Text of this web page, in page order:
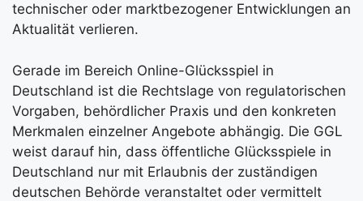
technischer oder marktbezogener Entwicklungen an
Aktualität verlieren.
Gerade im Bereich Online-Glücksspiel in
Deutschland ist die Rechtslage von regulatorischen
Vorgaben, behördlicher Praxis und den konkreten
Merkmalen einzelner Angebote abhängig. Die GGL
weist darauf hin, dass öffentliche Glücksspiele in
Deutschland nur mit Erlaubnis der zuständigen
deutschen Behörde veranstaltet oder vermittelt